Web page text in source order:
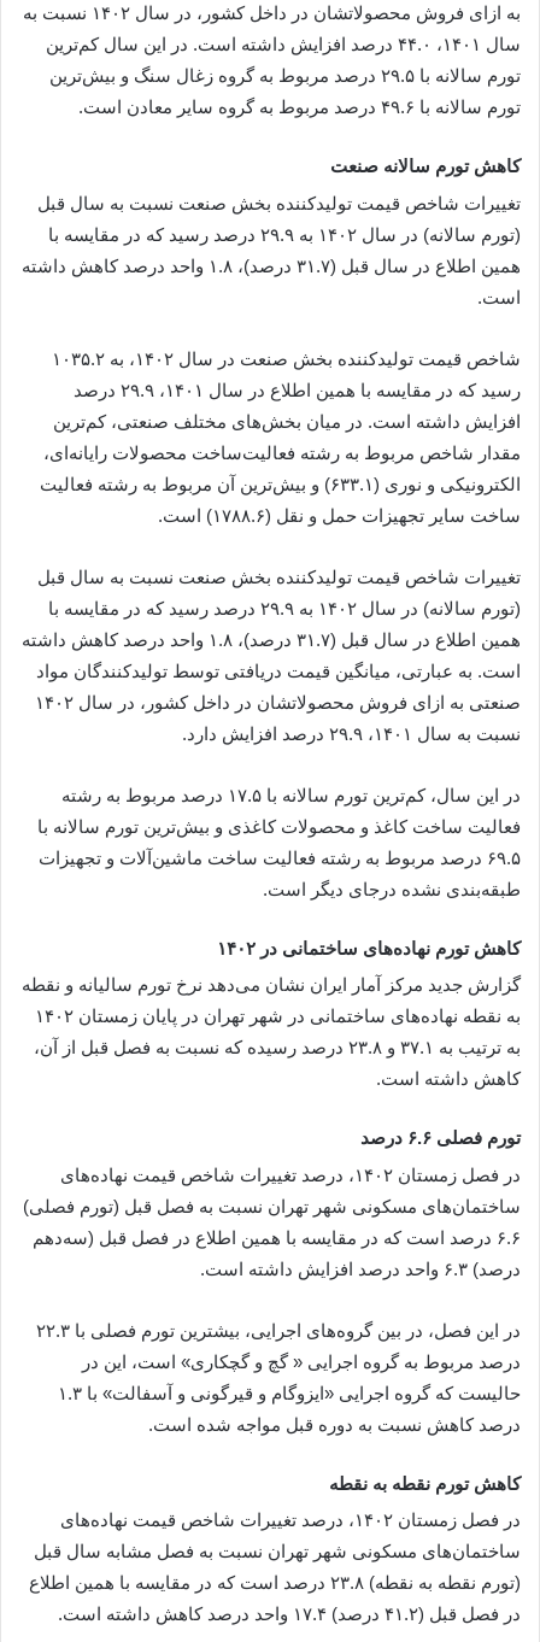
به ازای فروش محصولاتشان در داخل کشور، در سال ۱۴۰۲ نسبت به
سال ۱۴۰۱، ۴۴.۰ درصد افزایش داشته است. در این سال کم‌ترین
تورم سالانه با ۲۹.۵ درصد مربوط به گروه زغال سنگ و بیش‌ترین
تورم سالانه با ۴۹.۶ درصد مربوط به گروه سایر معادن است.
کاهش تورم سالانه صنعت
تغییرات شاخص قیمت تولیدکننده بخش صنعت نسبت به سال قبل
(تورم سالانه) در سال ۱۴۰۲ به ۲۹.۹ درصد رسید که در مقایسه با
همین اطلاع در سال قبل (۳۱.۷ درصد)، ۱.۸ واحد درصد کاهش داشته
است.
شاخص قیمت تولیدکننده بخش صنعت در سال ۱۴۰۲، به ۱۰۳۵.۲
رسید که در مقایسه با همین اطلاع در سال ۱۴۰۱، ۲۹.۹ درصد
افزایش داشته است. در میان بخش‌های مختلف صنعتی، کم‌ترین
مقدار شاخص مربوط به رشته فعالیت‌ساخت محصولات رایانه‌ای،
الکترونیکی و نوری (۶۳۳.۱) و بیش‌ترین آن مربوط به رشته فعالیت
ساخت سایر تجهیزات حمل و نقل (۱۷۸۸.۶) است.
تغییرات شاخص قیمت تولیدکننده بخش صنعت نسبت به سال قبل
(تورم سالانه) در سال ۱۴۰۲ به ۲۹.۹ درصد رسید که در مقایسه با
همین اطلاع در سال قبل (۳۱.۷ درصد)، ۱.۸ واحد درصد کاهش داشته
است. به عبارتی، میانگین قیمت دریافتی توسط تولیدکنندگان مواد
صنعتی به ازای فروش محصولاتشان در داخل کشور، در سال ۱۴۰۲
نسبت به سال ۱۴۰۱، ۲۹.۹ درصد افزایش دارد.
در این سال، کم‌ترین تورم سالانه با ۱۷.۵ درصد مربوط به رشته
فعالیت ساخت کاغذ و محصولات کاغذی و بیش‌ترین تورم سالانه با
۶۹.۵ درصد مربوط به رشته فعالیت ساخت ماشین‌آلات و تجهیزات
طبقه‌بندی نشده درجای دیگر است.
کاهش تورم نهاده‌های ساختمانی در ۱۴۰۲
گزارش جدید مرکز آمار ایران نشان می‌دهد نرخ تورم سالیانه و نقطه
به نقطه نهاده‌های ساختمانی در شهر تهران در پایان زمستان ۱۴۰۲
به ترتیب به ۳۷.۱ و ۲۳.۸ درصد رسیده که نسبت به فصل قبل از آن،
کاهش داشته است.
تورم فصلی ۶.۶ درصد
در فصل زمستان ۱۴۰۲، درصد تغییرات شاخص قیمت نهاده‌های
ساختمان‌های مسکونی شهر تهران نسبت به فصل قبل (تورم فصلی)
۶.۶ درصد است که در مقایسه با همین اطلاع در فصل قبل (سه‌دهم
درصد) ۶.۳ واحد درصد افزایش داشته است.
در این فصل، در بین گروه‌های اجرایی، بیشترین تورم فصلی با ۲۲.۳
درصد مربوط به گروه اجرایی « گچ و گچکاری» است، این در
حالیست که گروه اجرایی «ایزوگام و قیرگونی و آسفالت» با ۱.۳
درصد کاهش نسبت به دوره قبل مواجه شده است.
کاهش تورم نقطه به نقطه
در فصل زمستان ۱۴۰۲، درصد تغییرات شاخص قیمت نهاده‌های
ساختمان‌های مسکونی شهر تهران نسبت به فصل مشابه سال قبل
(تورم نقطه به نقطه) ۲۳.۸ درصد است که در مقایسه با همین اطلاع
در فصل قبل (۴۱.۲ درصد) ۱۷.۴ واحد درصد کاهش داشته است.